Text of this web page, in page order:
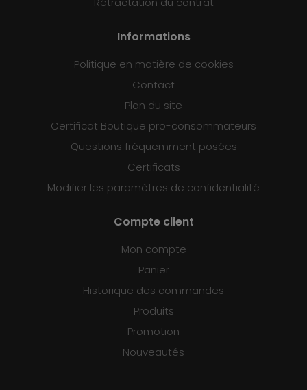
Informations
Politique en matière de cookies
Contact
Plan du site
Certificat Boutique pro-consommateurs
Questions fréquemment posées
Certificats
Modifier les paramètres de confidentialité
Compte client
Mon compte
Panier
Historique des commandes
Produits
Promotion
Nouveautés